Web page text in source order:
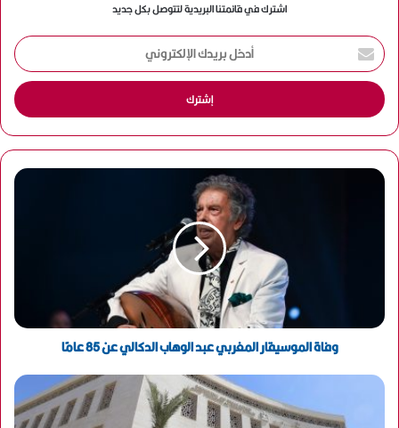
اشترك في قائمتنا البريدية لتتوصل بكل جديد
أ
د
خ
ل
ر
ي
د
ر
ي
وفاة الموسيقار المغربي عبد الوهاب الدكالي عن 85 عامًا